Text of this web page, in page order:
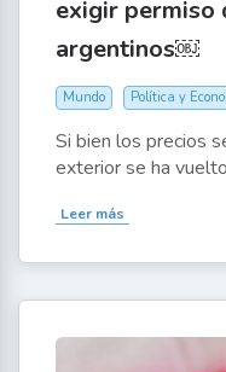
exigir permiso
argentinos￼
Mundo Política y
Si bien los precios
exterior se ha
Leer más